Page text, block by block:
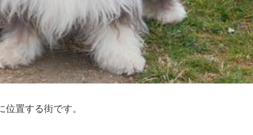
置する街です。